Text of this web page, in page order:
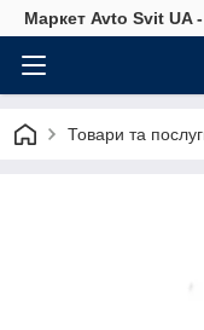
Маркет Avto Svit UA
Товари та